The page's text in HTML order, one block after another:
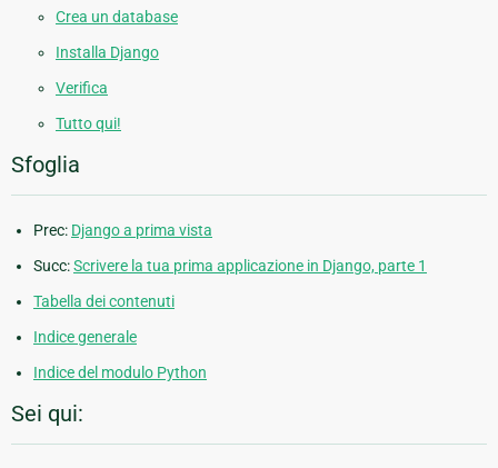
Crea un database
Installa Django
Verifica
Tutto qui!
Sfoglia
Prec: Django a prima vista
Succ:Scrivere la tua prima applicazione in Django, parte 1
Tabella dei contenuti
Indice generale
Indice del modulo Python
Sei qui: